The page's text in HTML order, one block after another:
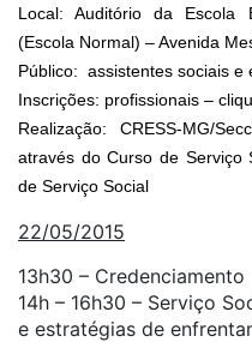
Local: Auditório da Escola
(Escola Normal) – Avenida
Público: assistentes sociais e
Inscrições: profissionais –
Realização: CRESS-MG/
através do Curso de Serviço
de Serviço Social
22/05/2015
13h30 – Credenciamento
14h – 16h30 – Serviço
e estratégias de